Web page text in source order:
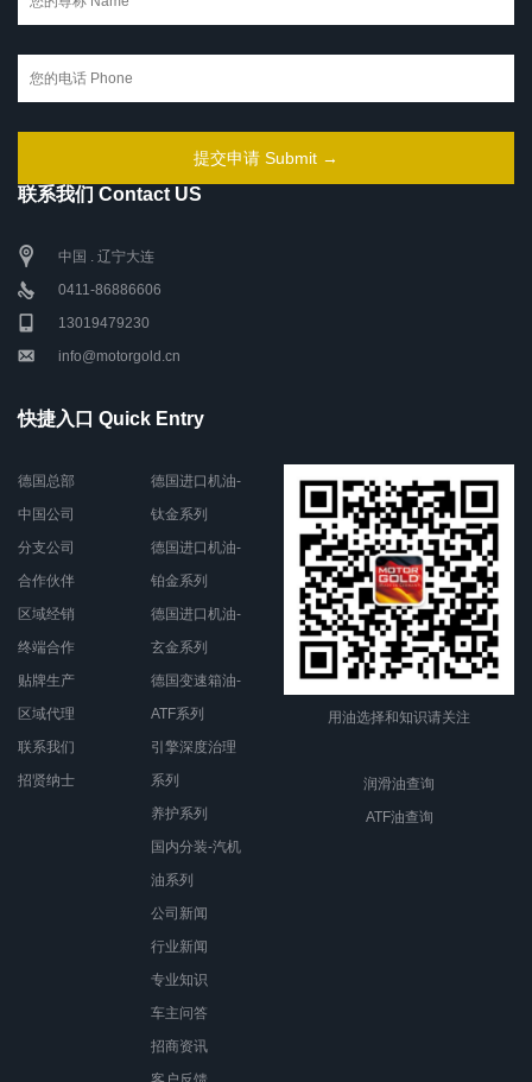
联系我们 Contact US
中国 . 辽宁大连
0411-86886606
13019479230
info@motorgold.cn
快捷入口 Quick Entry
德国总部
中国公司
分支公司
合作伙伴
区域经销
终端合作
贴牌生产
区域代理
联系我们
招贤纳士
德国进口机油-
钛金系列
德国进口机油-
铂金系列
德国进口机油-
玄金系列
德国变速箱油-
ATF系列
引擎深度治理
系列
养护系列
国内分装-汽机
油系列
公司新闻
行业新闻
专业知识
车主问答
招商资讯
用油选择和知识请关注
润滑油查询
ATF油查询